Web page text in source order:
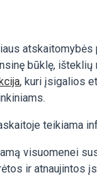
būklę,
, kuri įsigalios
teikiama
visuomenei
ir atnaujintos